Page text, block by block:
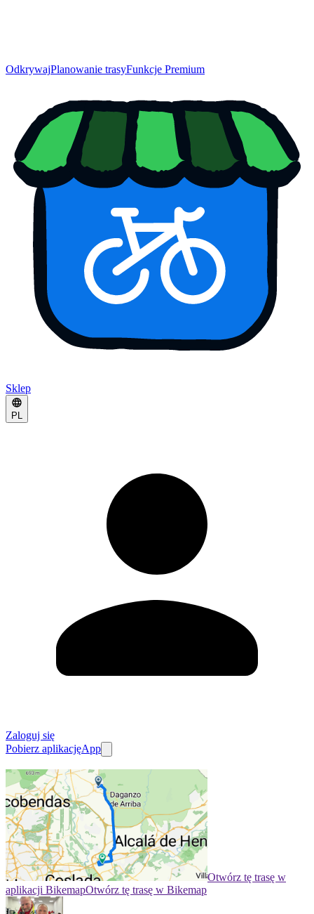
OdkrywajPlanowanie trasyFunkcje Premium
Sklep
PL
Zaloguj się
Pobierz aplikacjęApp
Otwórz tę trasę w
aplikacji BikemapOtwórz tę trasę w Bikemap